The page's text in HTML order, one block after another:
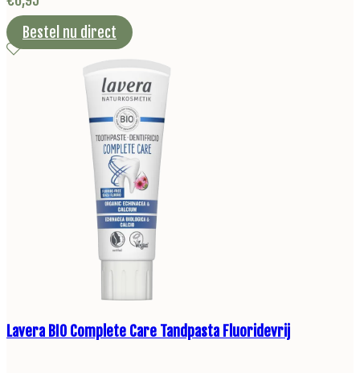
Bestel nu direct
Lavera BIO Complete Care Tandpasta Fluoridevrij